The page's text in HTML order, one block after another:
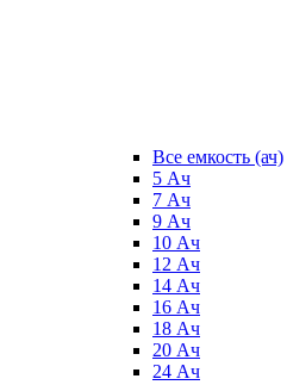
Все емкость (ач)
5 Ач
7 Ач
9 Ач
10 Ач
12 Ач
14 Ач
16 Ач
18 Ач
20 Ач
24 Ач